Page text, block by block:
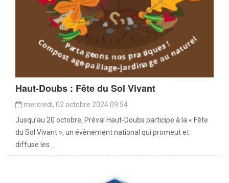
Haut-Doubs : Fête du Sol Vivant
mercredi, 02 octobre 2024 09:54
Jusqu’au 20 octobre, Préval Haut-Doubs participe à la « Fête
du Sol Vivant », un évènement national qui promeut et
diffuse les...